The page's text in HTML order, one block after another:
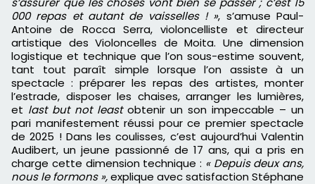
000 repas et autant de vaisselles ! », s’amuse Paul-
Antoine de Rocca Serra, violoncelliste et directeur
artistique des Violoncelles de Moita. Une dimension
logistique et technique que l’on sous-estime souvent,
tant tout paraît simple lorsque l’on assiste à un
spectacle : préparer les repas des artistes, monter
l’estrade, disposer les chaises, arranger les lumières,
et last but not leastobtenir un son impeccable – un
pari manifestement réussi pour ce premier spectacle
de 2025 ! Dans les coulisses, c’est aujourd’hui Valentin
Audibert, un jeune passionné de 17 ans, qui a pris en
charge cette dimension technique : « Depuis deux ans,
nous le formons »,explique avec satisfaction Stéphane